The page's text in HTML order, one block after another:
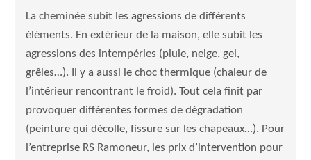
La cheminée subit les agressions de différents
éléments. En extérieur de la maison, elle subit les
agressions des intempéries (pluie, neige, gel,
grêles…). Il y a aussi le choc thermique (chaleur de
l’intérieur rencontrant le froid). Tout cela finit par
provoquer différentes formes de dégradation
(peinture qui décolle, fissure sur les chapeaux…). Pour
l’entreprise RS Ramoneur, les prix d’intervention pour